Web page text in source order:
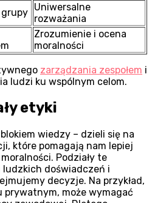
Uniwersalne
rozważania
Zrozumienie i ocena
moralności
zarządzania zespołem i
ludzi ku wspólnym celom.
etyki
wiedzy – dzieli się na
które pomagają nam lepiej
Podziały te
doświadczeń i
decyzje. Na przykład,
prywatnym, może wymagać